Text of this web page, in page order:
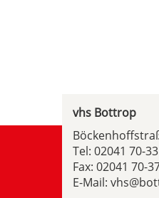
vhs Bottrop
Tel: 02041 70-
Fax: 02041 70-
E-Mail: